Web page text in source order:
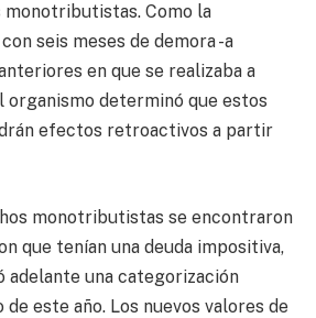
Como la
seis meses de demora -a
en que se realizaba a
organismo determinó que estos
efectos retroactivos a partir
monotributistas se encontraron
que tenían una deuda impositiva,
adelante una categorización
este año. Los nuevos valores de